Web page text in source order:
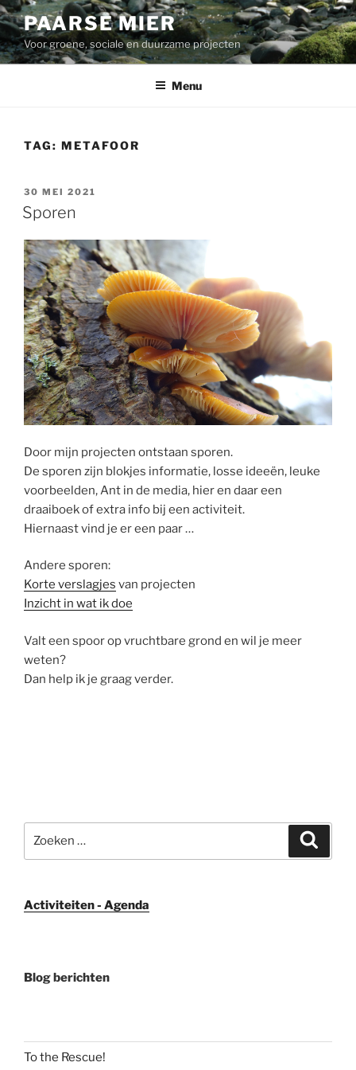
Ga
naar
de
inhoud
PAARSE MIER
Voor groene, sociale en duurzame projecten
Menu
TAG: METAFOOR
GEPLAATST
OP
30 MEI 2021
Sporen
Door mijn projecten ontstaan sporen.
De sporen zijn blokjes informatie, losse ideeën, leuke
voorbeelden, Ant in de media, hier en daar een
draaiboek of extra info bij een activiteit.
Hiernaast vind je er een paar …
Andere sporen:
Korte verslagjes van projecten
Inzicht in wat ik doe
Valt een spoor op vruchtbare grond en wil je meer
weten?
Dan help ik je graag verder.
naar:
Activiteiten - Agenda
Blog berichten
To the Rescue!